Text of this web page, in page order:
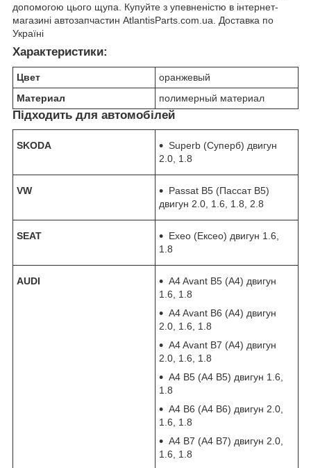
допомогою цього щупа. Купуйте з упевненістю в інтернет-
магазині автозапчастин AtlantisParts.com.ua. Доставка по
Україні
Характеристики:
Цвет
оранжевый
Материал
полимерный материал
Підходить для автомобілей
SKODA
Superb (Суперб) двигун
2.0, 1.8
VW
Passat B5 (Пассат В5)
двигун 2.0, 1.6, 1.8, 2.8
SEAT
Exeo (Ексео) двигун 1.6,
1.8
AUDI
A4 Avant B5 (А4) двигун
1.6, 1.8
A4 Avant B6 (А4) двигун
2.0, 1.6, 1.8
A4 Avant B7 (А4) двигун
2.0, 1.6, 1.8
A4 B5 (А4 В5) двигун 1.6,
1.8
A4 B6 (А4 В6) двигун 2.0,
1.6, 1.8
A4 B7 (А4 В7) двигун 2.0,
1.6, 1.8